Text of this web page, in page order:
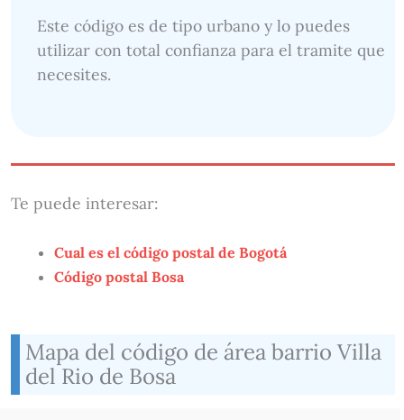
Este código es de tipo urbano y lo puedes
utilizar con total confianza para el tramite que
necesites.
Te puede interesar:
Cual es el código postal de Bogotá
Código postal Bosa
Mapa del código de área barrio Villa
del Rio de Bosa